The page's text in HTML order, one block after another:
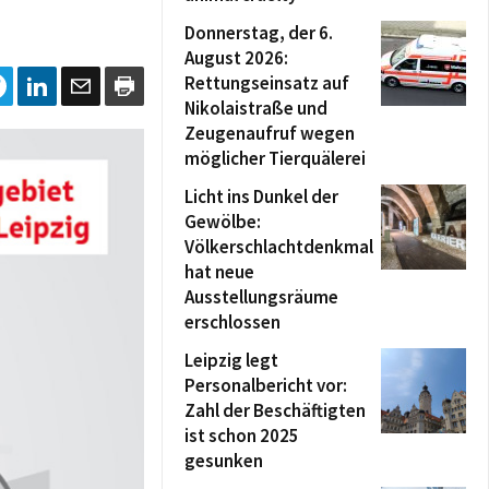
Donnerstag, der 6.
August 2026:
Rettungseinsatz auf
Nikolaistraße und
Zeugenaufruf wegen
möglicher Tierquälerei
Licht ins Dunkel der
Gewölbe:
Völkerschlachtdenkmal
hat neue
Ausstellungsräume
erschlossen
Leipzig legt
Personalbericht vor:
Zahl der Beschäftigten
ist schon 2025
gesunken